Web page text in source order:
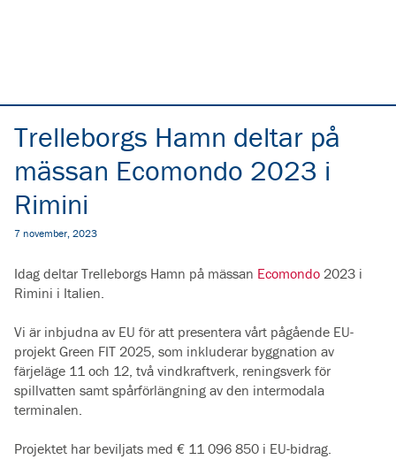
Trelleborgs Hamn deltar på
mässan Ecomondo 2023 i
Rimini
7 november, 2023
Idag deltar Trelleborgs Hamn på mässan Ecomondo 2023 i
Rimini i Italien.
Vi är inbjudna av EU för att presentera vårt pågående EU-
projekt Green FIT 2025, som inkluderar byggnation av
färjeläge 11 och 12, två vindkraftverk, reningsverk för
spillvatten samt spårförlängning av den intermodala
terminalen.
Projektet har beviljats med € 11 096 850 i EU-bidrag.